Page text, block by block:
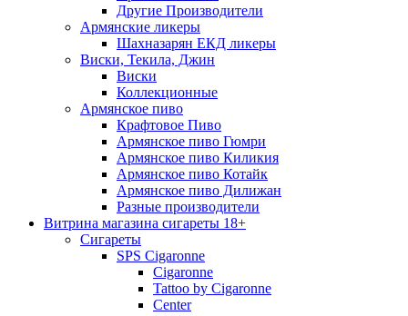
Другие Производители
Армянские ликеры
Шахназарян ЕКД ликеры
Виски, Текила, Джин
Виски
Коллекционные
Армянское пиво
Крафтовое Пиво
Армянское пиво Гюмри
Армянское пиво Киликия
Армянское пиво Котайк
Армянское пиво Дилижан
Разные производители
Витрина магазина сигареты 18+
Cигареты
SPS Cigaronne
Сigaronne
Tattoo by Cigaronne
Center